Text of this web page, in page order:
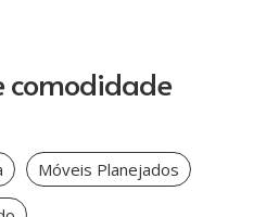
comodidade
Móveis Planejados